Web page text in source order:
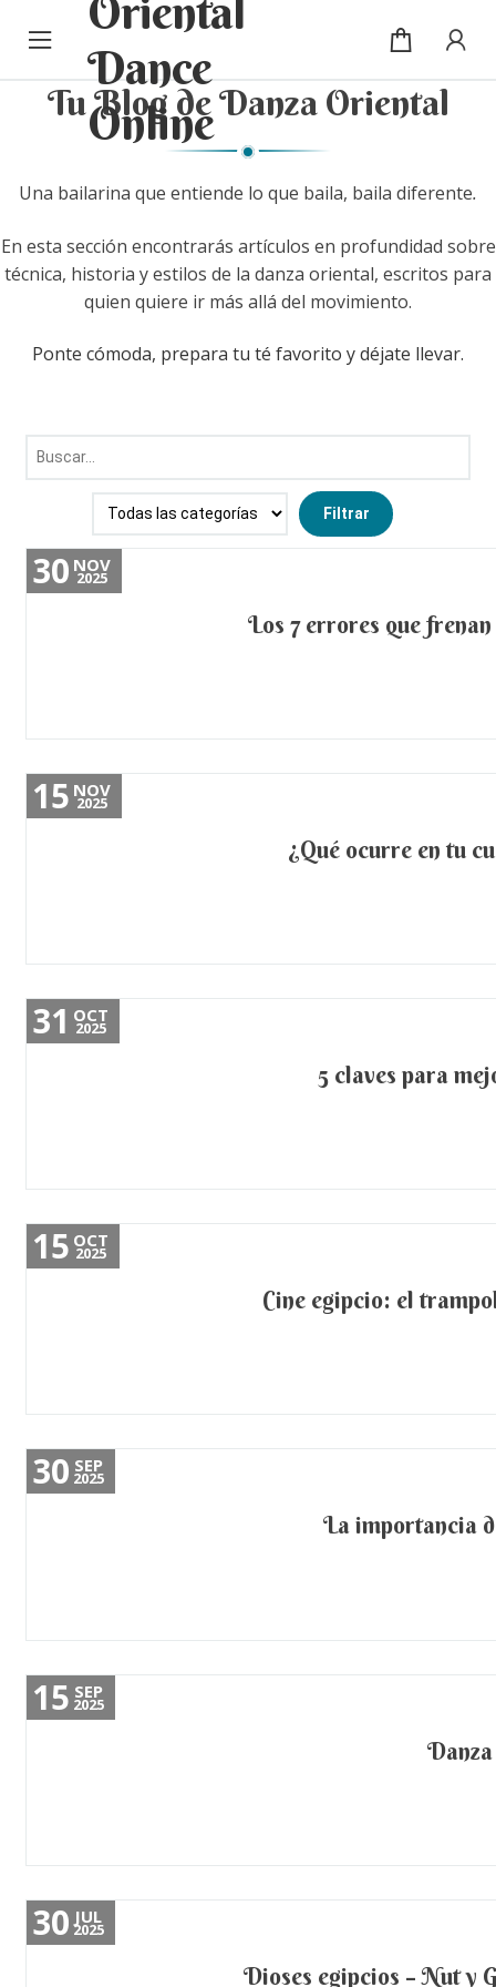
a
navegación
al
contenido
Cursos
Blog
Sobre mí
Mi cuenta / Inicio de sesión
Tu Blog de Danza Oriental
Una bailarina que entiende lo que baila, baila diferente.
En esta sección encontrarás artículos en profundidad sobre
técnica, historia y estilos de la danza oriental, escritos para
quien quiere ir más allá del movimiento.
Ponte cómoda, prepara tu té favorito y déjate llevar.
30 NOV
2025
Los 7 errores que
15 NOV
2025
¿Qué ocurre en tu
31 OCT
2025
5 claves para
15 OCT
2025
Cine egipcio: el
30 SEP
2025
La importancia
15 SEP
2025
30 JUL
2025
Dioses egipcios – Nut y